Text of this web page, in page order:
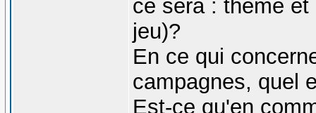
ce sera : thème
jeu)?
En ce qui
campagnes, quel
Est-ce qu'en